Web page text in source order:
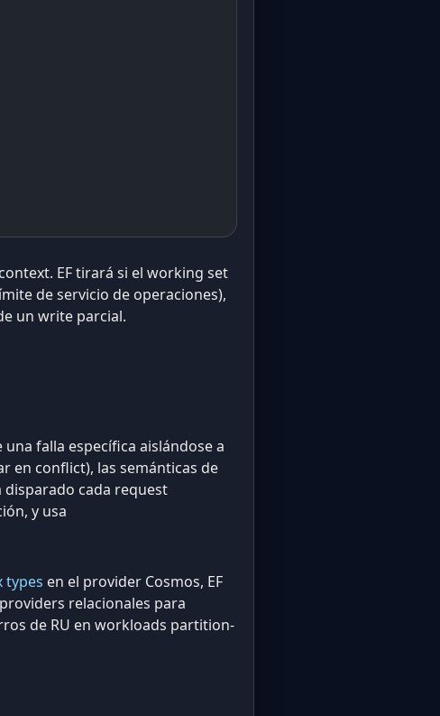
EF tirará si el working set
de servicio de operaciones),
un write parcial.
falla específica aislándose a
en conflict), las semánticas de
cada request
y usa
types en el provider Cosmos, EF
relacionales para
de RU en workloads partition-